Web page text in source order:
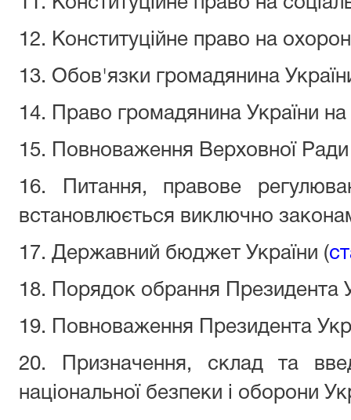
12. Конституційне право на
13. Обов'язки громадянина
14. Право громадянина України
15. Повноваження Верховної Ради
16. Питання, правове
встановлюється виключно
17. Державний бюджет України (
18. Порядок обрання Президента
19. Повноваження Президента
20. Призначення, склад та
національної безпеки і оборони